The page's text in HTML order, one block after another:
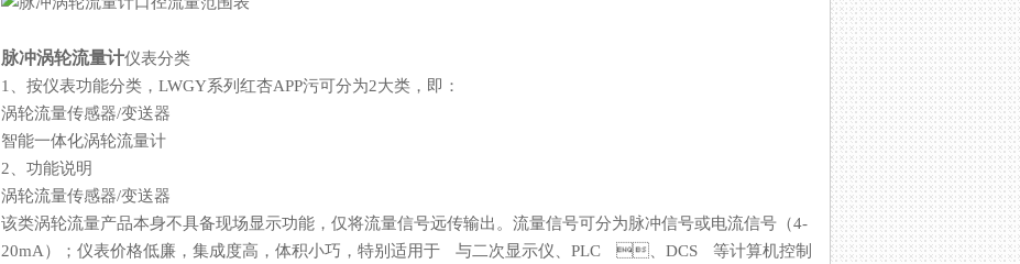
脉冲涡轮流量计仪表分类
1、按仪表功能分类，LWGY系列红杏APP污可分为2大类，即：
涡轮流量传感器/变送器
智能一体化涡轮流量计
2、功能说明
涡轮流量传感器/变送器
该类涡轮流量产品本身不具备现场显示功能，仅将流量信号远传输出。流量信号可分为脉冲信号或电流信号（4-
20mA）；仪表价格低廉，集成度高，体积小巧，特别适用于 与二次显示仪、PLC 、DCS 等计算机控制